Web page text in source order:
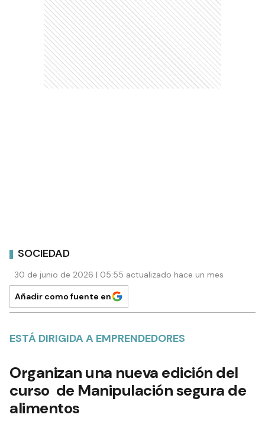
SOCIEDAD
30 de junio de 2026 | 05:55 actualizado hace un mes
Añadir como fuente en
ESTÁ DIRIGIDA A EMPRENDEDORES
Organizan una nueva edición del
curso de Manipulación segura de
alimentos